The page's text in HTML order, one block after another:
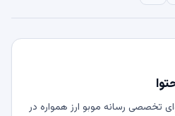
تخصصی رسانه موبو ارز همواره در